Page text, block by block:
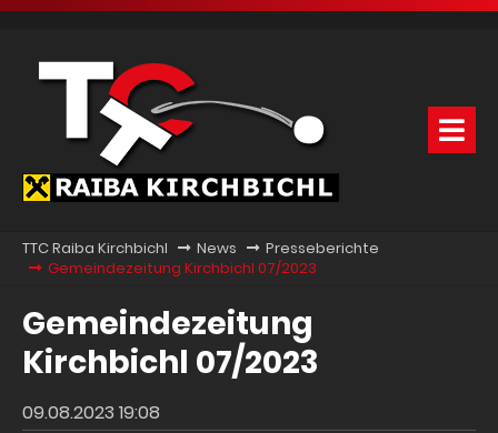
TTC Raiba Kirchbichl News
Presseberichte
Gemeindezeitung Kirchbichl 07/2023
Gemeindezeitung
Kirchbichl 07/2023
09.08.2023 19:08